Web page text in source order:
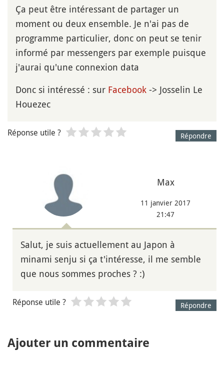
Ça peut être intéressant de partager un
moment ou deux ensemble. Je n'ai pas de
programme particulier, donc on peut se tenir
informé par messengers par exemple puisque
j'aurai qu'une connexion data
Donc si intéressé : sur Facebook -> Josselin Le
Houezec
Répondre
Réponse utile ?
Max
11 janvier 2017
21:47
Salut, je suis actuellement au Japon à
minami senju si ça t'intéresse, il me semble
que nous sommes proches ? :)
Répondre
Réponse utile ?
Ajouter un commentaire